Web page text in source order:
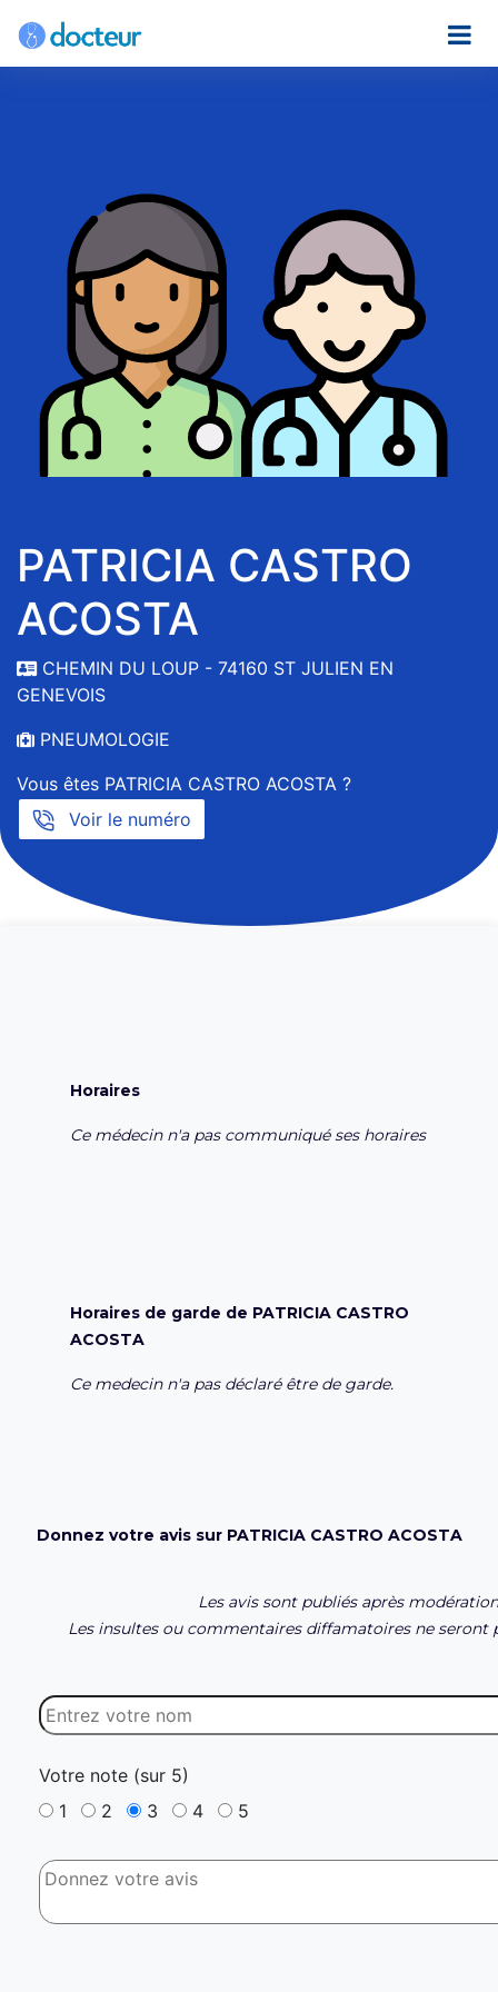
PATRICIA CASTRO
ACOSTA
CHEMIN DU LOUP - 74160 ST JULIEN EN
GENEVOIS
PNEUMOLOGIE
Vous êtes PATRICIA CASTRO ACOSTA ?
Voir le numéro
Horaires
Ce médecin n'a pas communiqué ses horaires
Horaires de garde de PATRICIA CASTRO
ACOSTA
Ce medecin n'a pas déclaré être de garde.
Donnez votre avis sur PATRICIA CASTRO ACOSTA
Les avis sont publiés après
Les insultes ou commentaires diffamatoires ne seront
Votre note (sur 5)
1
2 3 4 5